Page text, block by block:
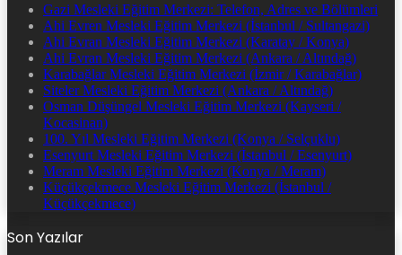
Gazi Mesleki Eğitim Merkezi: Telefon, Adres ve Bölümleri
Ahi Evren Mesleki Eğitim Merkezi (İstanbul / Sultangazi)
Ahi Evran Mesleki Eğitim Merkezi (Karatay / Konya)
Ahi Evran Mesleki Eğitim Merkezi (Ankara / Altındağ)
Karabağlar Mesleki Eğitim Merkezi (İzmir / Karabağlar)
Siteler Mesleki Eğitim Merkezi (Ankara / Altındağ)
Osman Düşüngel Mesleki Eğitim Merkezi (Kayseri /
Kocasinan)
100. Yıl Mesleki Eğitim Merkezi (Konya / Selçuklu)
Esenyurt Mesleki Eğitim Merkezi (İstanbul / Esenyurt)
Meram Mesleki Eğitim Merkezi (Konya / Meram)
Küçükçekmece Mesleki Eğitim Merkezi (İstanbul /
Küçükçekmece)
Son Yazılar